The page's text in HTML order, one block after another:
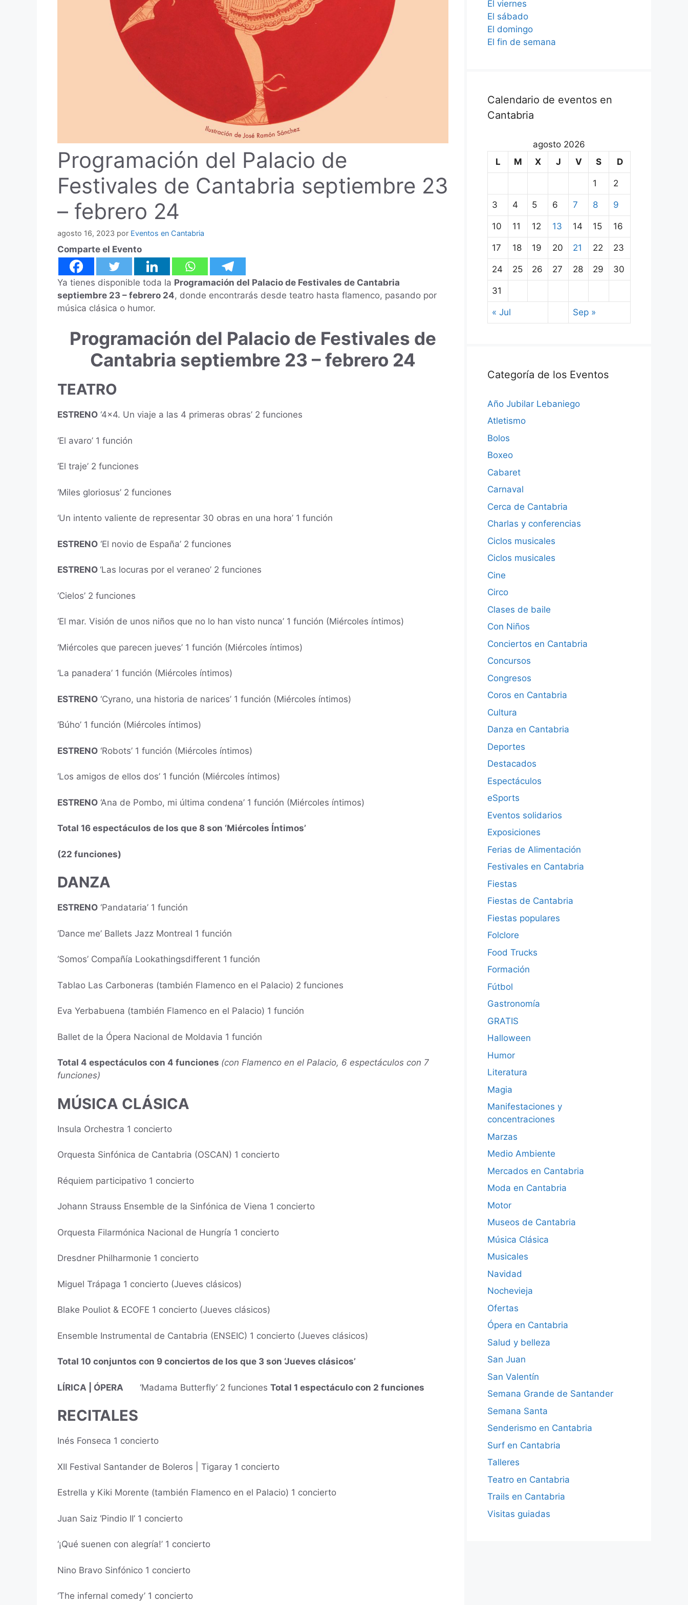
Programación del Palacio de
Festivales de Cantabria septiembre 23
– febrero 24
agosto 16, 2023 por Eventos en Cantabria
Comparte el Evento
Ya tienes disponible toda la Programación del Palacio de Festivales de Cantabria
septiembre 23 – febrero 24, donde encontrarás desde teatro hasta flamenco, pasando por
música clásica o humor.
Programación del Palacio de Festivales de
Cantabria septiembre 23 – febrero 24
TEATRO
ESTRENO ‘4×4. Un viaje a las 4 primeras obras’ 2 funciones
‘El avaro’ 1 función
‘El traje’ 2 funciones
‘Miles gloriosus’ 2 funciones
‘Un intento valiente de representar 30 obras en una hora’ 1 función
ESTRENO ‘El novio de España’ 2 funciones
ESTRENO ‘Las locuras por el veraneo’ 2 funciones
‘Cielos’ 2 funciones
‘El mar. Visión de unos niños que no lo han visto nunca’ 1 función (Miércoles íntimos)
‘Miércoles que parecen jueves’ 1 función (Miércoles íntimos)
‘La panadera’ 1 función (Miércoles íntimos)
ESTRENO ‘Cyrano, una historia de narices’ 1 función (Miércoles íntimos)
‘Búho’ 1 función (Miércoles íntimos)
ESTRENO ‘Robots’ 1 función (Miércoles íntimos)
‘Los amigos de ellos dos’ 1 función (Miércoles íntimos)
ESTRENO ‘Ana de Pombo, mi última condena’ 1 función (Miércoles íntimos)
Total 16 espectáculos de los que 8 son ‘Miércoles Íntimos’
(22 funciones)
DANZA
ESTRENO ‘Pandataria’ 1 función
‘Dance me’ Ballets Jazz Montreal 1 función
‘Somos’ Compañía Lookathingsdifferent 1 función
Tablao Las Carboneras (también Flamenco en el Palacio) 2 funciones
Eva Yerbabuena (también Flamenco en el Palacio) 1 función
Ballet de la Ópera Nacional de Moldavia 1 función
Total 4 espectáculos con 4 funciones (con Flamenco en el Palacio, 6 espectáculos con 7
funciones)
MÚSICA CLÁSICA
Insula Orchestra 1 concierto
Orquesta Sinfónica de Cantabria (OSCAN) 1 concierto
Réquiem participativo 1 concierto
Johann Strauss Ensemble de la Sinfónica de Viena 1 concierto
Orquesta Filarmónica Nacional de Hungría 1 concierto
Dresdner Philharmonie 1 concierto
Miguel Trápaga 1 concierto (Jueves clásicos)
Blake Pouliot & ECOFE 1 concierto (Jueves clásicos)
Ensemble Instrumental de Cantabria (ENSEIC) 1 concierto (Jueves clásicos)
Total 10 conjuntos con 9 conciertos de los que 3 son ‘Jueves clásicos’
LÍRICA | ÓPERA ‘Madama Butterfly’ 2 funciones Total 1 espectáculo con 2 funciones
RECITALES
Inés Fonseca 1 concierto
XII Festival Santander de Boleros | Tigaray 1 concierto
Estrella y Kiki Morente (también Flamenco en el Palacio) 1 concierto
Juan Saiz ‘Pindio II’ 1 concierto
‘¡Qué suenen con alegría!’ 1 concierto
Nino Bravo Sinfónico 1 concierto
‘The infernal comedy’ 1 concierto
El viernes
El sábado
El domingo
El fin de semana
Calendario de eventos en
Cantabria
agosto 2026
L
M X J V S D
1 2
3 4 5 6 7 8 9
10 11 12 13 14 15 16
17 18 19 20 21 22 23
24 25 26 27 28 29 30
31
« Jul Sep »
Categoría de los Eventos
Año Jubilar Lebaniego
Atletismo
Bolos
Boxeo
Cabaret
Carnaval
Cerca de Cantabria
Charlas y conferencias
Ciclos musicales
Ciclos musicales
Cine
Circo
Clases de baile
Con Niños
Conciertos en Cantabria
Concursos
Congresos
Coros en Cantabria
Cultura
Danza en Cantabria
Deportes
Destacados
Espectáculos
eSports
Eventos solidarios
Exposiciones
Ferias de Alimentación
Festivales en Cantabria
Fiestas
Fiestas de Cantabria
Fiestas populares
Folclore
Food Trucks
Formación
Fútbol
Gastronomía
GRATIS
Halloween
Humor
Literatura
Magia
Manifestaciones y
concentraciones
Marzas
Medio Ambiente
Mercados en Cantabria
Moda en Cantabria
Motor
Museos de Cantabria
Música Clásica
Musicales
Navidad
Nochevieja
Ofertas
Ópera en Cantabria
Salud y belleza
San Juan
San Valentín
Semana Grande de Santander
Semana Santa
Senderismo en Cantabria
Surf en Cantabria
Talleres
Teatro en Cantabria
Trails en Cantabria
Visitas guiadas